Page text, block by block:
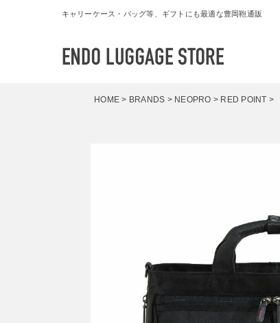
キャリーケース・バッグ等、ギフトにも最適な豊岡鞄通販
HOME BRANDS NEOPRO RED POINT